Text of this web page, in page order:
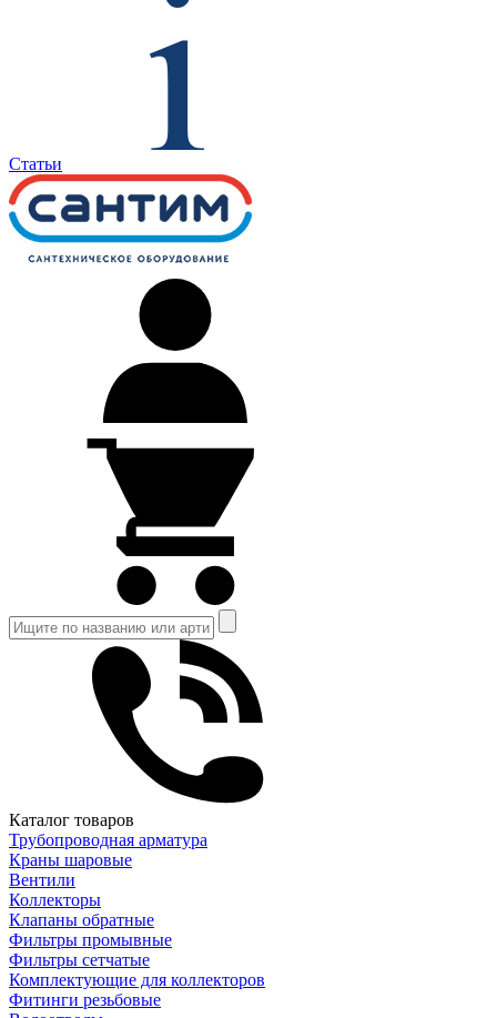
Статьи
Каталог товаров
Трубопроводная арматура
Краны шаровые
Вентили
Коллекторы
Клапаны обратные
Фильтры промывные
Фильтры сетчатые
Комплектующие для коллекторов
Фитинги резьбовые